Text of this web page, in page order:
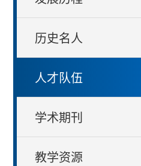
历史名人
人才队伍
学术期刊
教学资源